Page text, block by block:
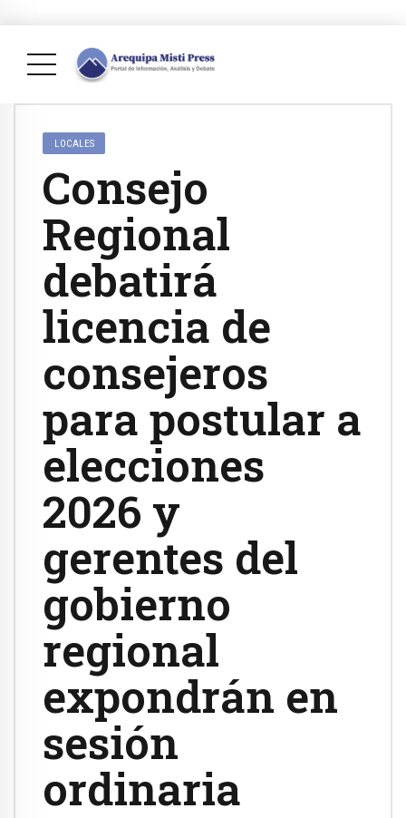
LOCALES
Consejo
Regional
debatirá
licencia de
consejeros
para postular a
elecciones
2026 y
gerentes del
gobierno
regional
expondrán en
sesión
ordinaria